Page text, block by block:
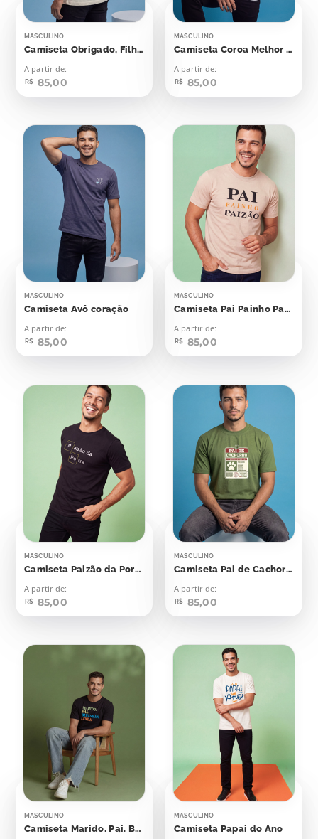
MASCULINO
Camiseta Obrigado, Filho,
A partir de:
R$ 85,00
MASCULINO
Camiseta Coroa Melhor Pai Do Mundo
A partir de:
R$ 85,00
MASCULINO
Camiseta Avô coração
A partir de:
R$ 85,00
MASCULINO
Camiseta Pai Painho Paizão
A partir de:
R$ 85,00
MASCULINO
Camiseta Paizão da Porra
A partir de:
R$ 85,00
MASCULINO
Camiseta Pai de Cachorro
A partir de:
R$ 85,00
MASCULINO
Camiseta Marido. Pai. Bluesman. Lenda
MASCULINO
Camiseta Papai do Ano